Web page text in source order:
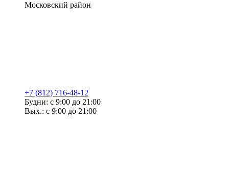
Московский район
+7 (812) 716-48-12
Будни: с 9:00 до 21:00
Вых.: с 9:00 до 21:00